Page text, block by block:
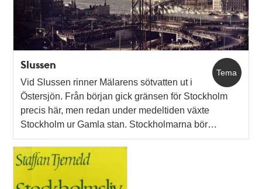
Tema
Slussen
Vid Slussen rinner Mälarens sötvatten ut i
Östersjön. Från början gick gränsen för Stockholm
precis här, men redan under medeltiden växte
Stockholm ur Gamla stan. Stockholmarna bör…